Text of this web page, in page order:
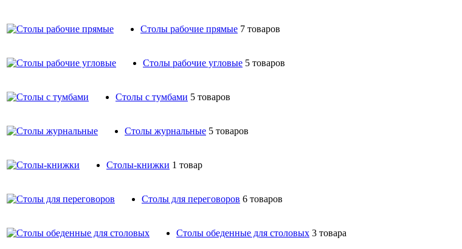
Столы рабочие прямые 7 товаров
Столы рабочие угловые 5 товаров
Столы с тумбами 5 товаров
Столы журнальные 5 товаров
Столы-книжки 1 товар
Столы для переговоров 6 товаров
Столы обеденные для столовых 3 товара